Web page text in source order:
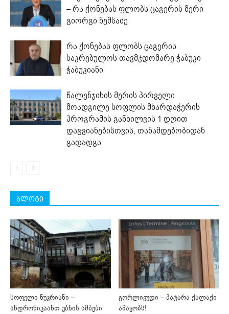
– რა ქონებას ფლობს ცაგერის მერი
გიორგი ნემსაძე
რა ქონებას ფლობს ცაგერის
საკრებულოს თავმჯდომარე ჭაბუკი
ჭაბუკიანი
წალენჯიხის მერის პირველი
მოადგილე სოფლის მხარდაჭერის
პროგრამის განხილვის 1 დღით
დაგვიანებისთვის, თანამდებობიდან
გადადგა
ბლოგი
სოფელი ნუკრიანი –
ანდრონიკაანთ უბნის ამბები
გორლივუდი – პატარა ქალაქი
ამაყობს!